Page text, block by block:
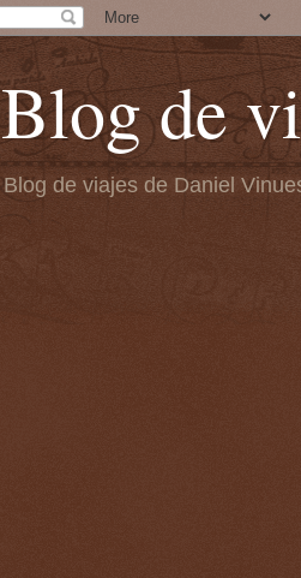
Blog de
Blog de viajes de Daniel